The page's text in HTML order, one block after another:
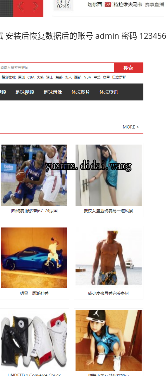
安装后恢复数据后的账号 admin 密码 123456